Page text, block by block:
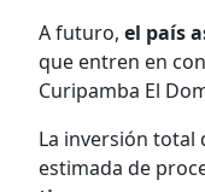
A futuro, el país
que entren en
Curipamba El
La inversión total
estimada de